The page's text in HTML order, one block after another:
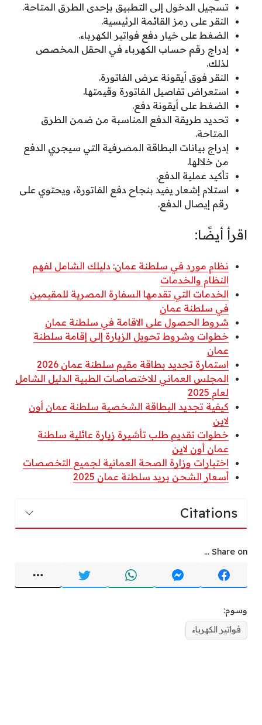
تسجيل الدخول إلى التطبيق بإحدى الطرق المتاحة.
النقر على رمز القائمة الرئيسية.
الضغط على خيار دفع فواتير الكهرباء.
إدراج رقم حساب الكهرباء في الحقل المخصص
لذلك.
النقر فوق أيقونة عرض الفاتورة.
استعراض تفاصيل الفاتورة وقيمتها.
الضغط على أيقونة دفع.
تحديد طريقة الدفع المناسبة من ضمن الطرق
المتاحة.
إدراج بيانات البطاقة المصرفية التي سيجري الدفع
من خلالها.
تأكيد عملية الدفع.
استلام إشعار يفيد بنجاح دفع الفاتورة، ويحتوي على
رقم إيصال الدفع.
اقرأ أيضًا:
نظام مورد في سلطنة عمان: دليلك الشامل لفهم
النظام والخدمات
الخدمات التي تقدمها السفارة المصرية للمقيمين
في سلطنة عمان
شروط الحصول على الاقامة في سلطنة عمان
خطوات وشروط تحويل الزيارة إلى إقامة سلطنة
عمان
استمارة تجديد بطاقة مقيم سلطنة عمان 2026
المجلس العماني للاختصاصات الطبية الدليل الشامل
لعام 2025
كيفية تجديد البطاقة الشخصية سلطنة عمان أون
لاين
خطوات تقديم طلب تأشيرة زيارة عائلية سلطنة
عمان أون لاين
اختبارات وزارة الصحة العمانية لجميع التخصصات
أسعار الشحن بريد سلطنة عمان 2025
Citations
Share on ...
وسوم:
فواتير الكهرباء